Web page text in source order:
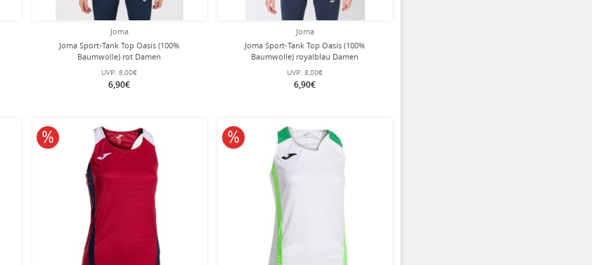
Joma
Joma Sport-Tank Top Oasis (100%
Baumwolle) rot Damen
UVP: 8,00€
6,90€
Joma
Joma Sport-Tank Top Oasis (100%
Baumwolle) royalblau Damen
UVP: 8,00€
6,90€
10% reduziert 10% reduziert